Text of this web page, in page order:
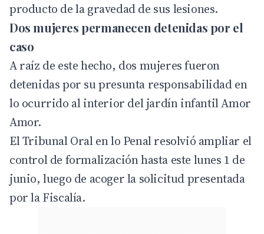
producto de la gravedad de sus lesiones.
Dos mujeres permanecen detenidas por el
caso
A raíz de este hecho, dos mujeres fueron
detenidas por su presunta responsabilidad en
lo ocurrido al interior del jardín infantil Amor
Amor.
El Tribunal Oral en lo Penal resolvió ampliar el
control de formalización hasta este lunes 1 de
junio, luego de acoger la solicitud presentada
por la Fiscalía.